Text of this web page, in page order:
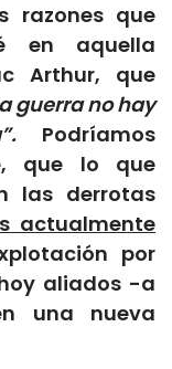
razones que
en aquella
Arthur, que
guerra no hay
Podríamos
que lo que
las derrotas
actualmente
por
aliados -a
una nueva